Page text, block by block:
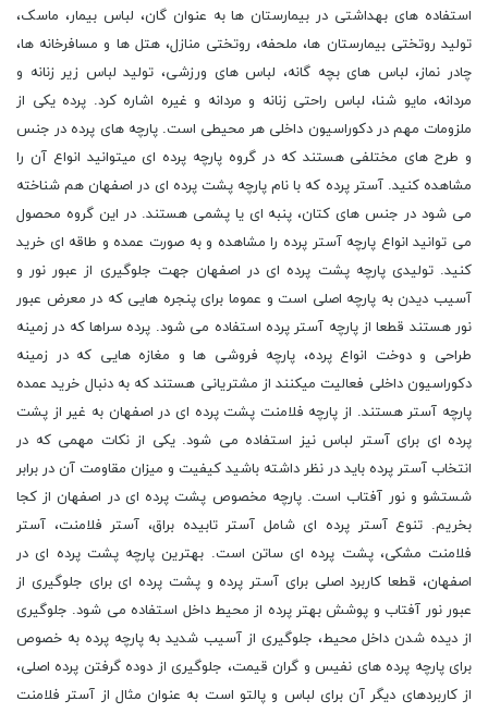
استفاده های بهداشتی در بیمارستان ها به عنوان گان، لباس بیمار، ماسک،
تولید روتختی بیمارستان ها، ملحفه، روتختی منازل، هتل ها و مسافرخانه ها،
چادر نماز، لباس های بچه گانه، لباس های ورزشی، تولید لباس زیر زنانه و
مردانه، مایو شنا، لباس راحتی زنانه و مردانه و غیره اشاره کرد. پرده یکی از
ملزومات مهم در دکوراسیون داخلی هر محیطی است. پارچه های پرده در جنس
و طرح های مختلفی هستند که در گروه پارچه پرده ای میتوانید انواع آن را
مشاهده کنید. آستر پرده که با نام پارچه پشت پرده ای در اصفهان هم شناخته
می شود در جنس های کتان، پنبه ای یا پشمی هستند. در این گروه محصول
می توانید انواع پارچه آستر پرده را مشاهده و به صورت عمده و طاقه ای خرید
کنید. تولیدی پارچه پشت پرده ای در اصفهان جهت جلوگیری از عبور نور و
آسیب دیدن به پارچه اصلی است و عموما برای پنجره هایی که در معرض عبور
نور هستند قطعا از پارچه آستر پرده استفاده می شود. پرده سراها که در زمینه
طراحی و دوخت انواع پرده، پارچه فروشی ها و مغازه هایی که در زمینه
دکوراسیون داخلی فعالیت میکنند از مشتریانی هستند که به دنبال خرید عمده
پارچه آستر هستند. از پارچه فلامنت پشت پرده ای در اصفهان به غیر از پشت
پرده ای برای آستر لباس نیز استفاده می شود. یکی از نکات مهمی که در
انتخاب آستر پرده باید در نظر داشته باشید کیفیت و میزان مقاومت آن در برابر
شستشو و نور آفتاب است. پارچه مخصوص پشت پرده ای در اصفهان از کجا
بخریم. تنوع آستر پرده ای شامل آستر تابیده براق، آستر فلامنت، آستر
فلامنت مشکی، پشت پرده ای ساتن است. بهترین پارچه پشت پرده ای در
اصفهان، قطعا کاربرد اصلی برای آستر پرده و پشت پرده ای برای جلوگیری از
عبور نور آفتاب و پوشش بهتر پرده از محیط داخل استفاده می شود. جلوگیری
از دیده شدن داخل محیط، جلوگیری از آسیب شدید به پارچه پرده به خصوص
برای پارچه پرده های نفیس و گران قیمت، جلوگیری از دوده گرفتن پرده اصلی،
از کاربردهای دیگر آن برای لباس و پالتو است به عنوان مثال از آستر فلامنت